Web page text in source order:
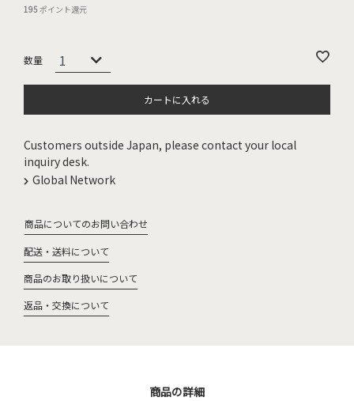
195ポイント還元
カートに入れる
Customers outside Japan, please contact your local
inquiry desk.
Global Network
商品についてのお問い合わせ
配送・送料について
商品のお取り扱いについて
返品・交換について
商品の詳細